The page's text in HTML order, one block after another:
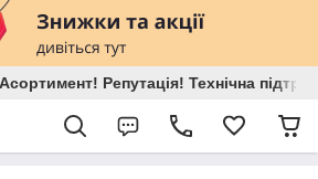
Репутація! Технічна